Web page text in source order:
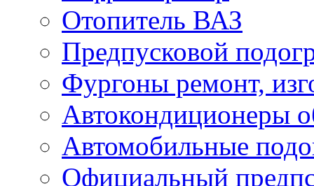
Отопитель ВАЗ
Предпусковой
Фургоны ремонт,
Автокондиционеры
Автомобильные
Официальный